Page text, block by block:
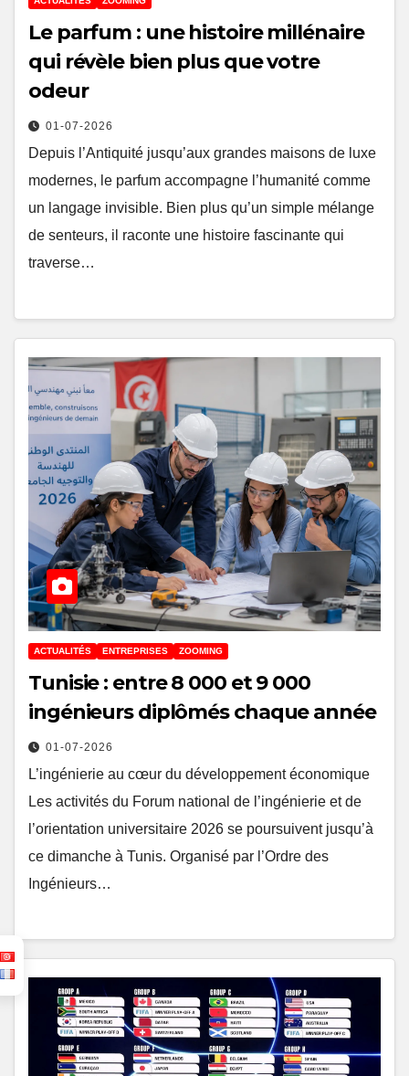
Le parfum : une histoire millénaire
qui révèle bien plus que votre
odeur
01-07-2026
Depuis l’Antiquité jusqu’aux grandes maisons de luxe
modernes, le parfum accompagne l’humanité comme
un langage invisible. Bien plus qu’un simple mélange
de senteurs, il raconte une histoire fascinante qui
traverse…
ACTUALITÉS ENTREPRISES ZOOMING
Tunisie : entre 8 000 et 9 000
ingénieurs diplômés chaque année
01-07-2026
L’ingénierie au cœur du développement économique
Les activités du Forum national de l’ingénierie et de
l’orientation universitaire 2026 se poursuivent jusqu’à
ce dimanche à Tunis. Organisé par l’Ordre des
Ingénieurs…